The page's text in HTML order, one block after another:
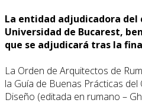
La entidad adjudicadora del
Universidad de Bucarest,
que se adjudicará tras la
La Orden de Arquitectos de
la Guía de Buenas Prácticas
Diseño (editada en rumano –